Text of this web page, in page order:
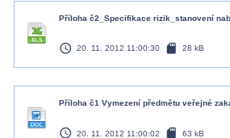
Příloha č2_Specifikace rizik_stanovení
access_time 20. 11. 2012 11:00:30 sd_card 28 kB
Příloha č1 Vymezení předmětu veřejné
access_time 20. 11. 2012 11:00:02 sd_card 63 kB